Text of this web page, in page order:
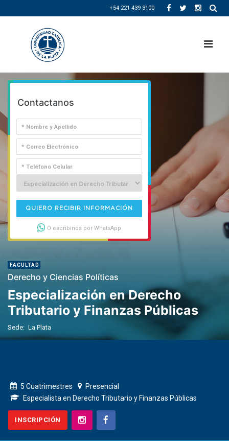
+54 221 439 3100
Contactanos
QUIERO RECIBIR INFORMACIÓN
O escribinos por WhatsApp
FACULTAD
Derecho y Ciencias Políticas
Especialización en Derecho
Tributario y Finanzas Públicas
Sede: La Plata
5 Cuatrimestres
Presencial
Especialista en Derecho Tributario y Finanzas Públicas
INSCRIPCIÓN